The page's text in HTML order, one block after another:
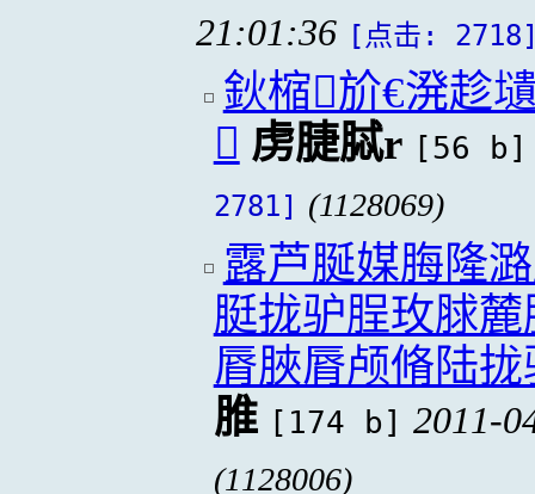
21:01:36 [点击:
鈥樎斺€溌趁
 虏脻脦r [56 b]
2781] (1128069)
露芦脠媒脢隆
脡拢驴脭玫脙
脣脥脣颅脩陆
脽 [174 b] 2011-
(1128006)